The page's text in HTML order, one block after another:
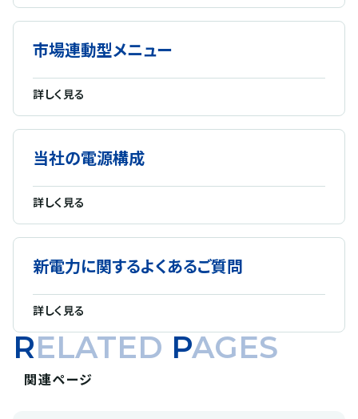
市場連動型メニュー
詳しく見る
当社の電源構成
詳しく見る
新電力に関するよくあるご質問
詳しく見る
RELATED PAGES
関連ページ